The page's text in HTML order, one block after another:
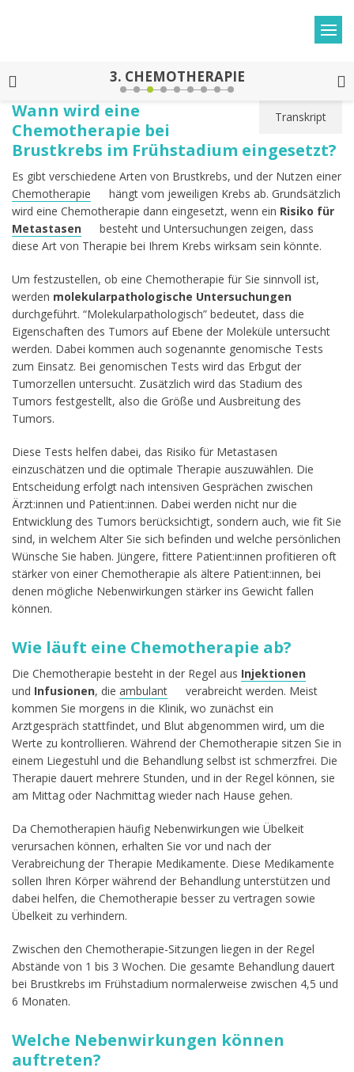
3. CHEMOTHERAPIE
Transkript
Wann wird eine
Chemotherapie bei
Brustkrebs im Frühstadium eingesetzt?
Es gibt verschiedene Arten von Brustkrebs, und der Nutzen einer
Chemotherapie
hängt vom jeweiligen Krebs ab. Grundsätzlich
wird eine Chemotherapie dann eingesetzt, wenn ein Risiko für
Metastasen
besteht und Untersuchungen zeigen, dass
diese Art von Therapie bei Ihrem Krebs wirksam sein könnte.
Um festzustellen, ob eine Chemotherapie für Sie sinnvoll ist,
werden molekularpathologische Untersuchungen
durchgeführt. “Molekularpathologisch” bedeutet, dass die
Eigenschaften des Tumors auf Ebene der Moleküle untersucht
werden. Dabei kommen auch sogenannte genomische Tests
zum Einsatz. Bei genomischen Tests wird das Erbgut der
Tumorzellen untersucht. Zusätzlich wird das Stadium des
Tumors festgestellt, also die Größe und Ausbreitung des
Tumors.
Diese Tests helfen dabei, das Risiko für Metastasen
einzuschätzen und die optimale Therapie auszuwählen. Die
Entscheidung erfolgt nach intensiven Gesprächen zwischen
Ärzt:innen und Patient:innen. Dabei werden nicht nur die
Entwicklung des Tumors berücksichtigt, sondern auch, wie fit Sie
sind, in welchem Alter Sie sich befinden und welche persönlichen
Wünsche Sie haben. Jüngere, fittere Patient:innen profitieren oft
stärker von einer Chemotherapie als ältere Patient:innen, bei
denen mögliche Nebenwirkungen stärker ins Gewicht fallen
können.
Wie läuft eine Chemotherapie ab?
Die Chemotherapie besteht in der Regel aus Injektionen
und Infusionen, die ambulant
verabreicht werden. Meist
kommen Sie morgens in die Klinik, wo zunächst ein
Arztgespräch stattfindet, und Blut abgenommen wird, um die
Werte zu kontrollieren. Während der Chemotherapie sitzen Sie in
einem Liegestuhl und die Behandlung selbst ist schmerzfrei. Die
Therapie dauert mehrere Stunden, und in der Regel können, sie
am Mittag oder Nachmittag wieder nach Hause gehen.
Da Chemotherapien häufig Nebenwirkungen wie Übelkeit
verursachen können, erhalten Sie vor und nach der
Verabreichung der Therapie Medikamente. Diese Medikamente
sollen Ihren Körper während der Behandlung unterstützen und
dabei helfen, die Chemotherapie besser zu vertragen sowie
Übelkeit zu verhindern.
Zwischen den Chemotherapie-Sitzungen liegen in der Regel
Abstände von 1 bis 3 Wochen. Die gesamte Behandlung dauert
bei Brustkrebs im Frühstadium normalerweise zwischen 4,5 und
6 Monaten.
Welche Nebenwirkungen können
auftreten?